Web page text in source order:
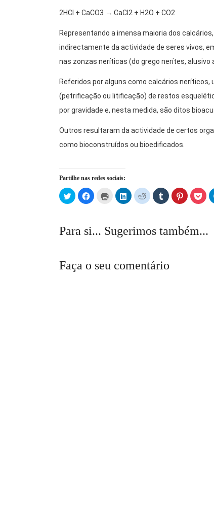
2HCl + CaCO3 → CaCl2 + H2O + CO2
Representando a imensa maioria dos
indirectamente da actividade de seres vivos,
nas zonzas neríticas (do grego nerítes,
Referidos por alguns como calcários neríticos,
(petrificação ou litificação) de restos
por gravidade e, nesta medida, são ditos
Outros resultaram da actividade de certos
como bioconstruídos ou bioedificados.
Partilhe nas redes sociais:
Click
to
share
in
new
Click
to
in
new
Click
print
window)
Click
to
share
in
new
Click
to
share
in
new
Click
to
share
(Opens
in
new
Click
to
share
(Opens
in
new
to
new
Para si... Sugerimos também...
Faça o seu comentário